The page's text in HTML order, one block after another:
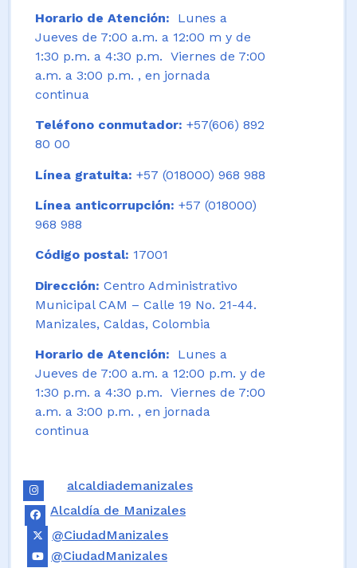
Horario de Atención:
Lunes a
Jueves de 7:00 a.m. a 12:00 m y de
1:30 p.m. a 4:30 p.m. Viernes de 7:00
a.m. a 3:00 p.m. , en jornada
continua
Teléfono conmutador: +57(606) 892
80 00
Línea gratuita: +57 (018000) 968 988
Línea anticorrupción: +57 (018000)
968 988
Código postal: 17001
Dirección: Centro Administrativo
Municipal CAM – Calle 19 No. 21-44.
Manizales, Caldas, Colombia
Horario de Atención: Lunes a
Jueves de 7:00 a.m. a 12:00 p.m. y de
1:30 p.m. a 4:30 p.m. Viernes de 7:00
a.m. a 3:00 p.m. , en jornada
continua
alcaldiademanizales
Alcaldía de Manizales
@CiudadManizales
@CiudadManizales